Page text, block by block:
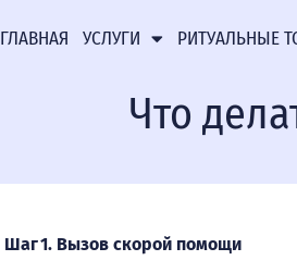
ГЛАВНАЯ УСЛУГИ РИТУАЛЬНЫЕ
Что
Шаг 1. Вызов скорой помощи